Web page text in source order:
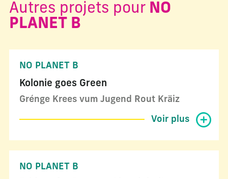
Autres projets pour NO
PLANET B
NO PLANET B
Kolonie goes Green
Grénge Krees vum Jugend Rout Kräiz
Voir plus
NO PLANET B